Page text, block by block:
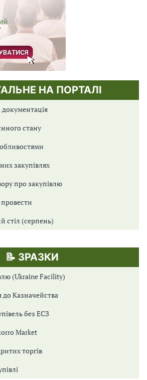
НА ПОРТАЛІ
стану
закупівлях
про закупівлю
стіл (серпень)
📝 ЗРАЗКИ
(Ukraine Facility)
Казначейства
без ЕСЗ
Market
торгів